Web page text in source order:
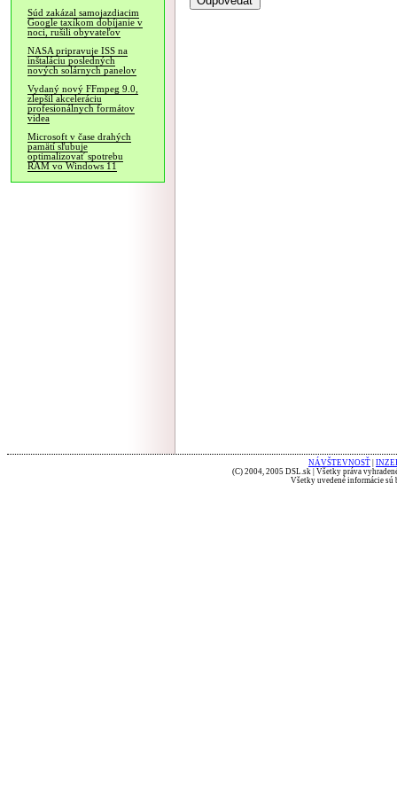
Súd zakázal samojazdiacim
Google taxíkom dobíjanie v
noci, rušili obyvateľov
NASA pripravuje ISS na
inštaláciu posledných
nových solárnych panelov
Vydaný nový FFmpeg 9.0,
zlepšil akceleráciu
profesionálnych formátov
videa
Microsoft v čase drahých
pamätí sľubuje
optimalizovať spotrebu
RAM vo Windows 11
NÁVŠTEVNOSŤ
(C) 2004, 2005 DSL.sk | Všetky práva
Všetky uvedené informácie sú